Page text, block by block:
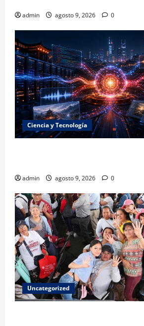
admin agosto 9, 2026 0
Ciencia y Tecnología
admin agosto 9, 2026 0
Uncategorized